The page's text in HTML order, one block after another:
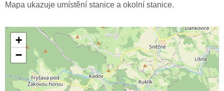
Mapa ukazuje umístění stanice a okolní stanice.
+
−